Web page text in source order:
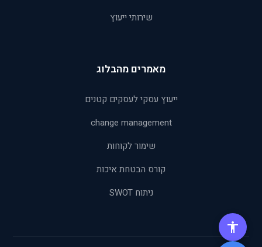
שירותי ייעוץ
מאמרים מהבלוג
ייעוץ עסקי לעסקים קטנים
change management
שימור לקוחות
קורס הבטחת איכות
ניתוח SWOT